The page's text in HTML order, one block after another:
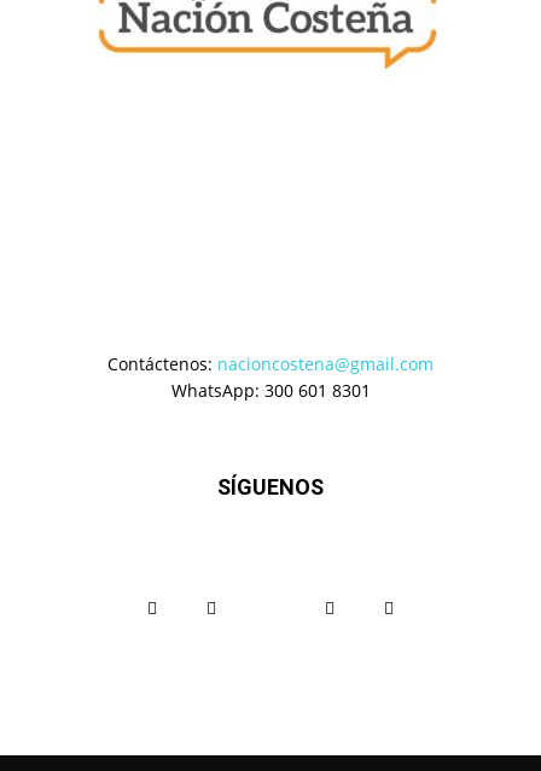
Contáctenos: nacioncostena@gmail.com
WhatsApp: 300 601 8301
SÍGUENOS